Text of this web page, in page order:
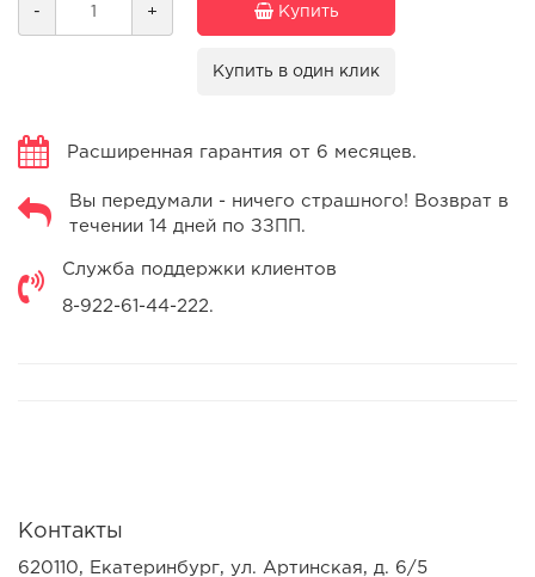
- + Купить
Купить в один клик
Расширенная гарантия от 6 месяцев.
Вы передумали - ничего страшного! Возврат в
течении 14 дней по ЗЗПП.
Служба поддержки клиентов
8-922-61-44-222.
Контакты
620110, Екатеринбург, ул. Артинская, д. 6/5